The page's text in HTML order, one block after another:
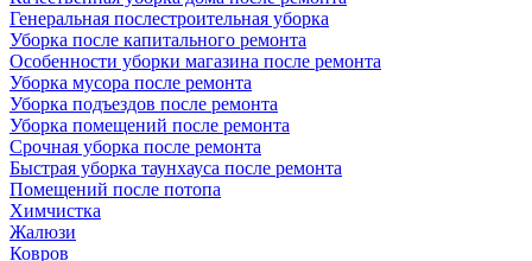
Генеральная послестроительная уборка
Уборка после капитального ремонта
Особенности уборки магазина после ремонта
Уборка мусора после ремонта
Уборка подъездов после ремонта
Уборка помещений после ремонта
Срочная уборка после ремонта
Быстрая уборка таунхауса после ремонта
Помещений после потопа
Химчистка
Жалюзи
Ковров